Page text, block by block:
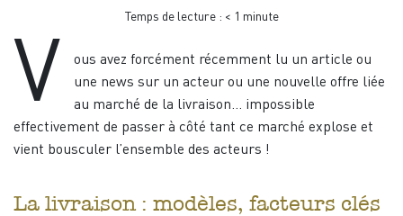
Temps de lecture : < 1 minute
V
ous avez forcément récemment lu un article ou
une news sur un acteur ou une nouvelle offre liée
au marché de la livraison… impossible
effectivement de passer à côté tant ce marché explose et
vient bousculer l’ensemble des acteurs !
La livraison : modèles, facteurs clés